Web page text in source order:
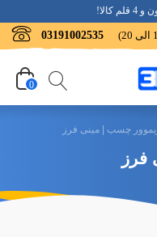
03191002535
0
چسب | مینی فرز
فرز